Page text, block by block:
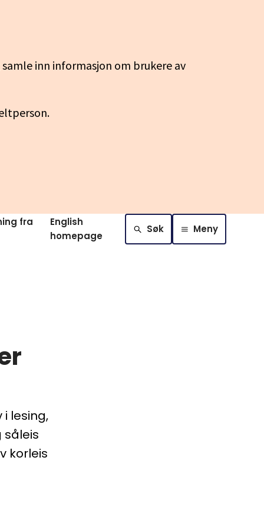
inn informasjon om brukere av
fra
English
homepage
Søk Meny
lesing,
såleis
korleis